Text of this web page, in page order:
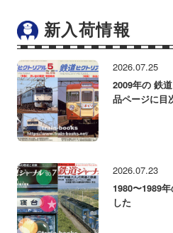
新入荷情報
2026.07.25
2009年の 鉄
品ページに目
2026.07.23
1980〜1989
した